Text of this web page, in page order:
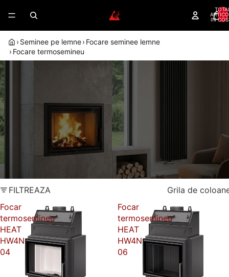
IN
› Seminee pe lemne› Focare seminee lemne
› Focare termosemineu
TERMOFOCARE ROMOTOP –
INCALZIRE CENTRALA PE LEMNE
Incalzesti intreaga casa pe lemne, cu foc vizibil in
living — termofocarele Romotop se conecteaza la
instalatia termica existenta.
Randament peste 80%
Romotop
Montaj autorizat
Garantie 5 ani
FILTREAZA
Grila de
Focar
termosemineu
HEAT
HW4N
04
Focar
termosemineu
HEAT
HW4N
06